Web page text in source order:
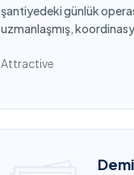
şantiyedeki günlük
uzmanlaşmış,
Attractive